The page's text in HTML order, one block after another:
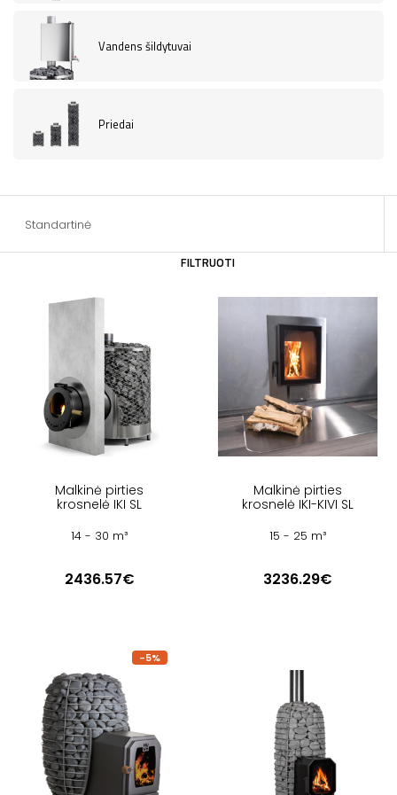
Vandens šildytuvai
Priedai
Standartinė
FILTRUOTI
Malkinė pirties
krosnelė IKI SL
14 - 30 m³
2436.57€
Malkinė pirties
krosnelė IKI-KIVI SL
15 - 25 m³
3236.29€
-5%